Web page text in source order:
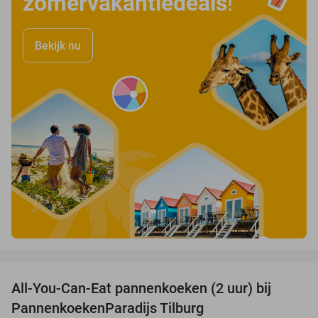
Bekijk nu
All-You-Can-Eat pannenkoeken (2 uur) bij
PannenkoekenParadijs Tilburg